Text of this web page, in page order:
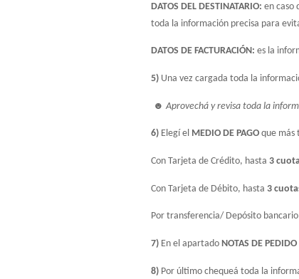
DATOS DEL DESTINATARIO: en caso
toda la información precisa para
DATOS DE FACTURACIÓN: es la
5) Una vez cargada toda la
☻ Aprovechá y revisa toda la
6) Elegí el MEDIO DE PAGO que más
Con Tarjeta de Crédito, hasta 3
Con Tarjeta de Débito, hasta 3
Por transferencia/ Depósito
7) En el apartado NOTAS DE PEDIDO
8) Por último chequeá toda la